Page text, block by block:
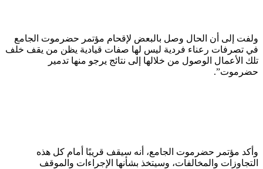
ولفت إلى أن الحال وصل بالبعض لإقحام مؤتمر حضرموت الجامع
في تصرفات رعناء فردية ليس لها صفات قيادية يظن من يقف خلف
تلك الأعمال الوصول من خلالها إلى نتائج يرجو منها تدمير
حضرموت”.
وأكد مؤتمر حضرموت الجامع، أنه سيقف قريبًا أمام كل هذه
التجاوزات والمخالفات، وسيتخذ بشأنها الإجراءات والموقف